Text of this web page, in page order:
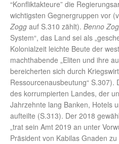
“Konfliktakteure” die
wichtigsten Gegnergruppen vor
Zogg auf S.310 zählt). Benno
System“, das Land sei als
Kolonialzeit leichte Beute der
machthabende „Eliten und ihre
bereicherten sich durch
Ressourcenausbeutung“ S.307).
des korrumpierten Landes, der
Jahrzehnte lang Banken, Hotels
aufteilte (S.313). Der 2018
„trat sein Amt 2019 an unter
Präsident von Kabilas Gnaden zu